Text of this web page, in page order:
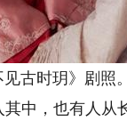
时玥》剧照
，也有人从